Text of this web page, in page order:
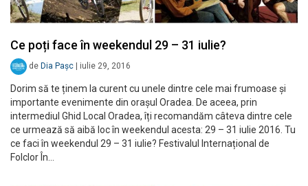
Ce poți face în weekendul 29 – 31 iulie?
de Dia Pașc iulie 29, 2016
Dorim să te ținem la curent cu unele dintre cele mai frumoase și
importante evenimente din orașul Oradea. De aceea, prin
intermediul Ghid Local Oradea, îți recomandăm câteva dintre cele
ce urmează să aibă loc în weekendul acesta: 29 – 31 iulie 2016. Tu
ce faci în weekendul 29 – 31 iulie? Festivalul Internațional de
Folclor În…